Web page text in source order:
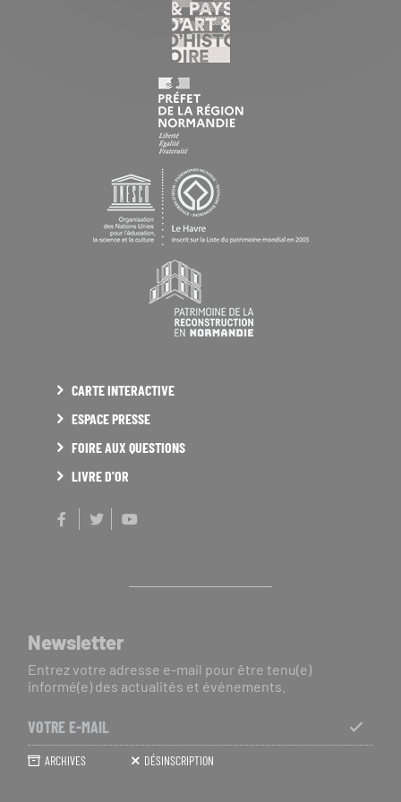
CARTE INTERACTIVE
ESPACE PRESSE
FOIRE AUX QUESTIONS
LIVRE D'OR
FacebookTwitter
Newsletter
Entrez votre adresse e-mail pour être tenu(e)
informé(e) des actualités et événements.
Votre
e-
mailARCHIVES DÉSINSCRIPTION